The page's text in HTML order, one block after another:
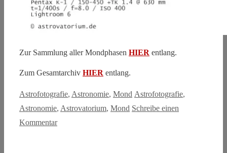
Zur Sammlung aller Mondphasen HIER entlang.
Zum Gesamtarchiv HIER entlang.
Kategorien
Astrofotografie, Astronomie, Mond Schlagwörter
Astrofotografie,
Astronomie, Astrovatorium, Mond Schreibe einen
Kommentar